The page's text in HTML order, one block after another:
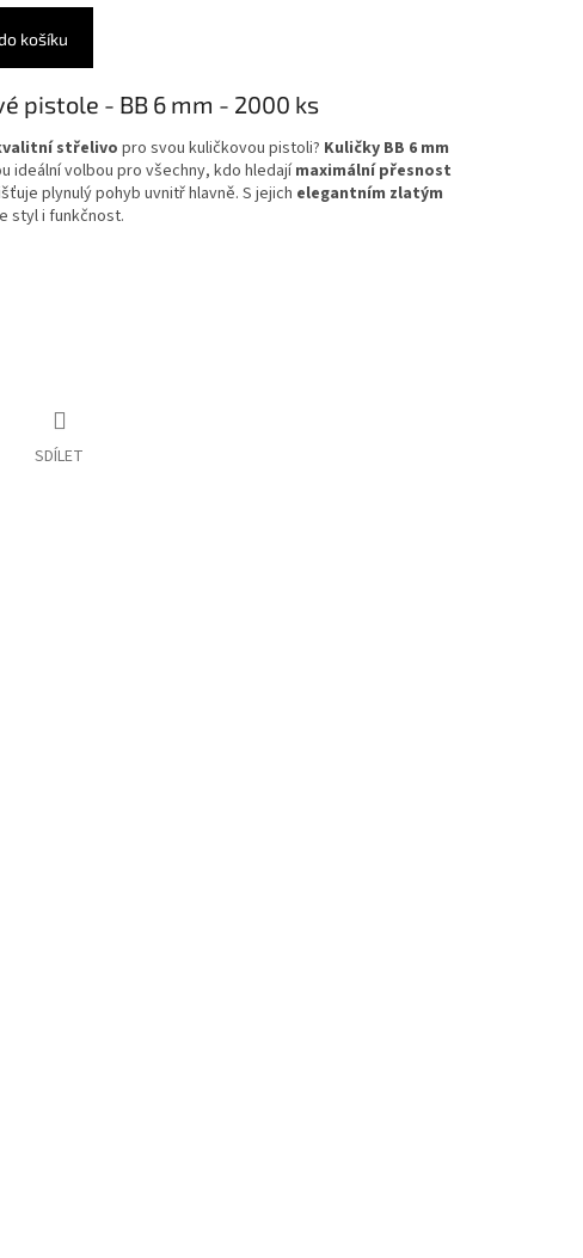
košíku
pistole - BB 6 mm - 2000 ks
střelivo pro svou kuličkovou pistoli? Kuličky BB 6 mm
ideální volbou pro všechny, kdo hledajímaximální přesnost
plynulý pohyb uvnitř hlavně. S jejich elegantním zlatým
styl i funkčnost.
SDÍLET